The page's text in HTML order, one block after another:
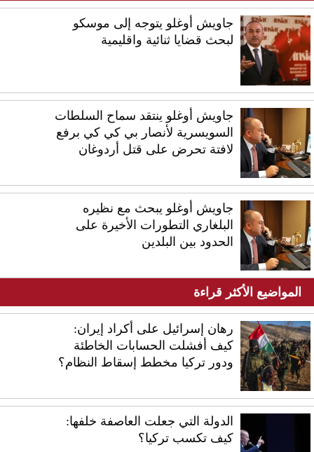
جاويش أوغلو يتوجه إلى موسكو
لبحث قضايا ثنائية واقليمية
جاويش أوغلو ينتقد سماح السلطات
السويسرية لأنصار بي كي كي برفع
لافتة تحرض على قتل أردوغان
جاويش أوغلو يبحث مع نظيره
البلغاري التطورات الأخيرة على
الحدود بين البلدين
المواضيع الأكثر قراءة
رهان إسرائيل على أكراد إيران:
كيف أفشلت الحسابات الخاطئة
ودور تركيا مخطط إسقاط النظام؟
الدولة التي جعلت العاصفة خلفها:
كيف تكسب تركيا؟